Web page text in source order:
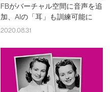
FBがバーチャル空間に音声を追
加、AIの「耳」も訓練可能に
2020.08.31